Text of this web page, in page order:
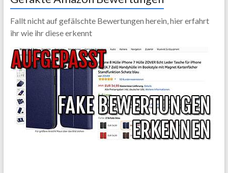
Fallt nicht auf gefälschte Bewertungen herein, hier erfahrt
ihr wie ihr diese erkennt